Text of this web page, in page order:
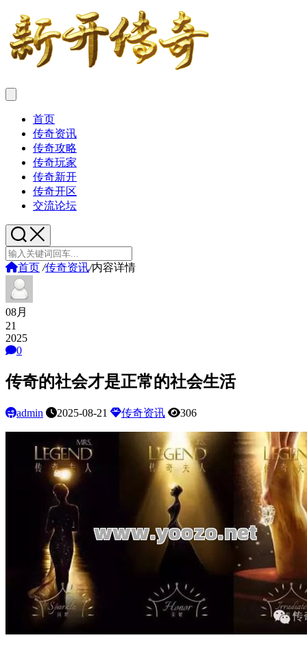
首页
传奇资讯
传奇攻略
传奇玩家
传奇新开
传奇开区
交流论坛
首页 /传奇资讯/内容详情
08月
21
2025
0
传奇的社会才是正常的社会生活
admin 2025-08-21 传奇资讯 306